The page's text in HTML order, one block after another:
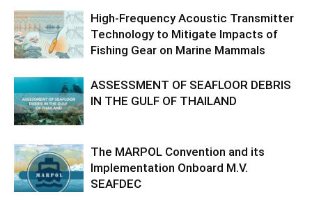
High-Frequency Acoustic Transmitter
Technology to Mitigate Impacts of
Fishing Gear on Marine Mammals
ASSESSMENT OF SEAFLOOR DEBRIS
IN THE GULF OF THAILAND
The MARPOL Convention and its
Implementation Onboard M.V.
SEAFDEC